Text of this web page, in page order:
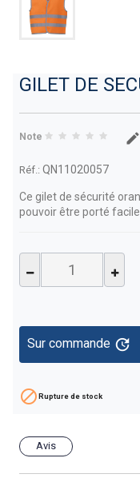
GILET DE
Note
Réf.: QN11020057
Ce gilet de sécurité
pouvoir être porté
Sur commande update
Rupture de stock
Avis